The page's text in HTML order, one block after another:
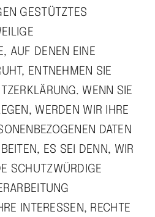
GESTÜTZTES
AUF DENEN EINE
ENTNEHMEN SIE
WENN SIE
WERDEN WIR IHRE
DATEN
ES SEI DENN, WIR
SCHUTZWÜRDIGE
INTERESSEN, RECHTE